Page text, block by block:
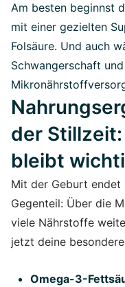
Am besten beginnst
mit einer gezielten
Folsäure. Und auch
Schwangerschaft
der
bleibt
Mit der Geburt
Gegenteil: Über die
viele Nährstoffe
jetzt deine
Omega-3-